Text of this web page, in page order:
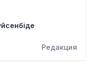
Редакция